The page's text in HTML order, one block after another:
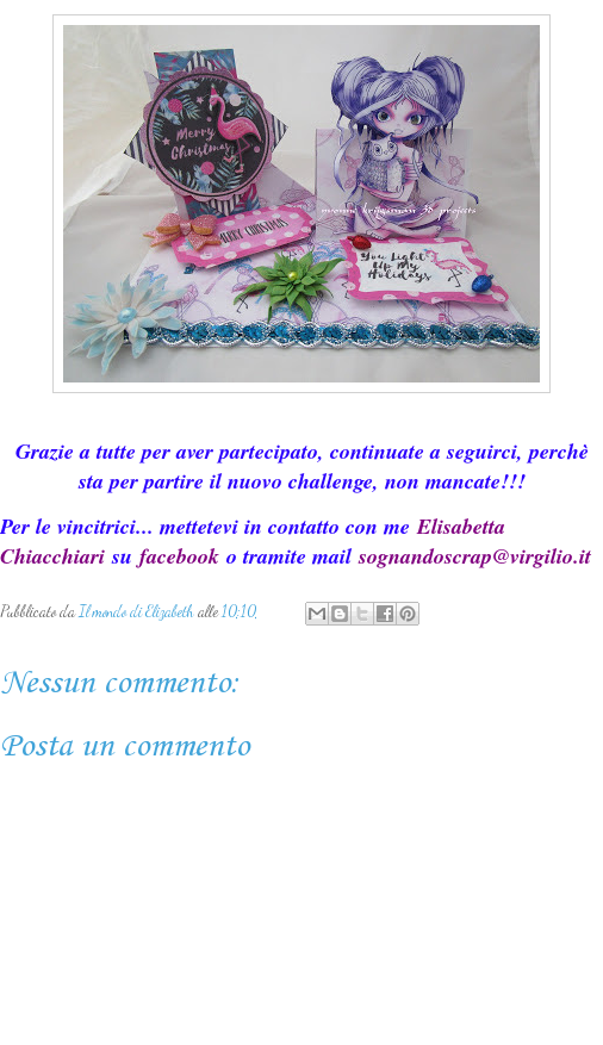
Grazie a tutte per aver partecipato, continuate a seguirci, perchè
sta per partire il nuovo challenge, non mancate!!!
Per le vincitrici... mettetevi in contatto con me Elisabetta
Chiacchiari su facebook o tramite mail sognandoscrap@virgilio.it
Pubblicato daIl mondo di Elizabethalle10:10
Nessun commento:
Posta un commento